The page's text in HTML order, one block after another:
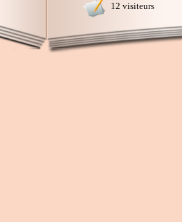
12 visiteurs